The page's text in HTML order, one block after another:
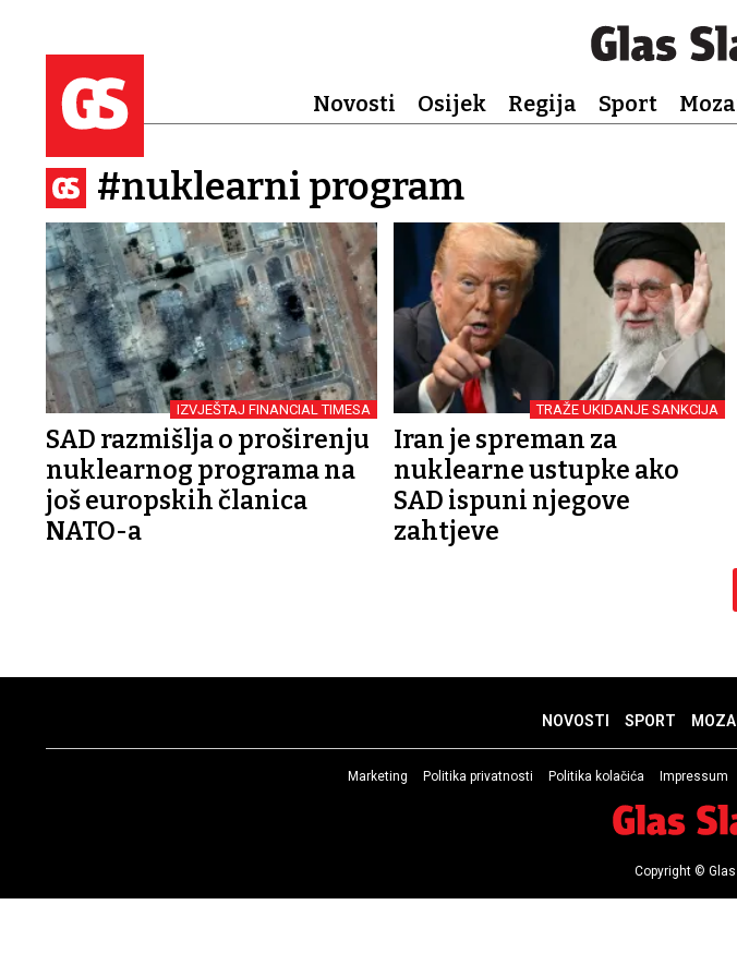
Novosti Osijek Regija Sport
#nuklearni program
IZVJEŠTAJ FINANCIAL TIMESA
SAD razmišlja o proširenju
nuklearnog programa na
još europskih članica
NATO-a
TRAŽE UKIDANJE SANKCIJA
Iran je spreman za
nuklearne ustupke ako
SAD ispuni njegove
zahtjeve
NOVOSTI SPORT
Marketing Politika privatnosti Politika kolačića Impressum
Copyright ©